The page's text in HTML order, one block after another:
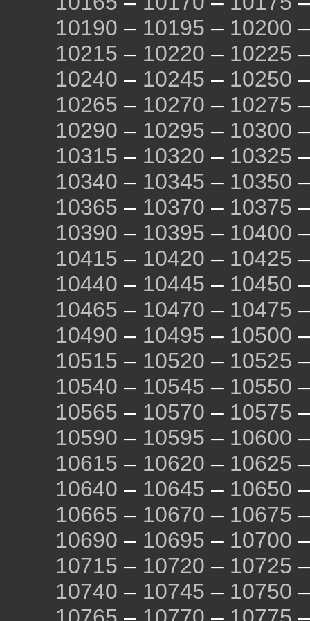
10190 – 10195 – 10200
10215 – 10220 – 10225
10240 – 10245 – 10250
10265 – 10270 – 10275
10290 – 10295 – 10300
10315 – 10320 – 10325
10340 – 10345 – 10350
10365 – 10370 – 10375
10390 – 10395 – 10400
10415 – 10420 – 10425
10440 – 10445 – 10450
10465 – 10470 – 10475
10490 – 10495 – 10500
10515 – 10520 – 10525
10540 – 10545 – 10550
10565 – 10570 – 10575
10590 – 10595 – 10600
10615 – 10620 – 10625
10640 – 10645 – 10650
10665 – 10670 – 10675
10690 – 10695 – 10700
10715 – 10720 – 10725
10740 – 10745 – 10750